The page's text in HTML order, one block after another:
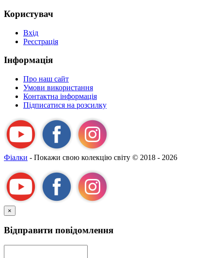
Користувач
Вхід
Реєстрація
Інформація
Про наш сайт
Умови використання
Контактна інформація
Підписатися на розсилку
Фіалки - Покажи свою колекцію світу © 2018 - 2026
×
Відправити повідомлення